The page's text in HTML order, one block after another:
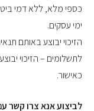
ימי עסקים.
הזיכוי יבוצע באותם
לתשלומים – הזיכוי
כאישור.
לביצוע אנא צרו קשר